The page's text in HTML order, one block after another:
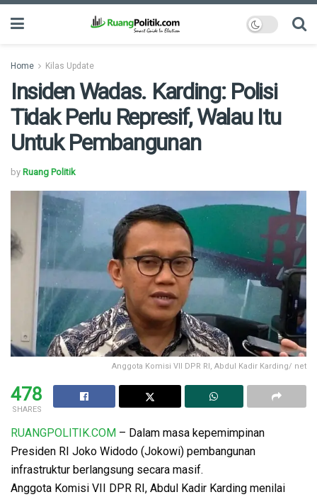
Home Kilas Update
Insiden Wadas. Karding: Polisi
Tidak Perlu Represif, Walau Itu
Untuk Pembangunan
by Ruang Politik
Anggota Komisi VII DPR RI, Abdul Kadir Karding/ net
478
SHARES
RUANGPOLITIK.COM – Dalam masa kepemimpinan
Presiden RI Joko Widodo (Jokowi) pembangunan
infrastruktur berlangsung secara masif.
Anggota Komisi VII DPR RI, Abdul Kadir Karding menilai